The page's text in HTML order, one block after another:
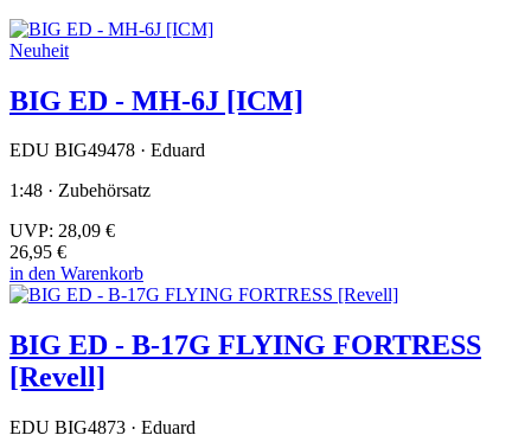
Neuheit
BIG ED - MH-6J [ICM]
EDU BIG49478 · Eduard
1:48 · Zubehörsatz
UVP: 28,09 €
26,95 €
in den Warenkorb
BIG ED - B-17G FLYING FORTRESS
[Revell]
EDU BIG4873 · Eduard